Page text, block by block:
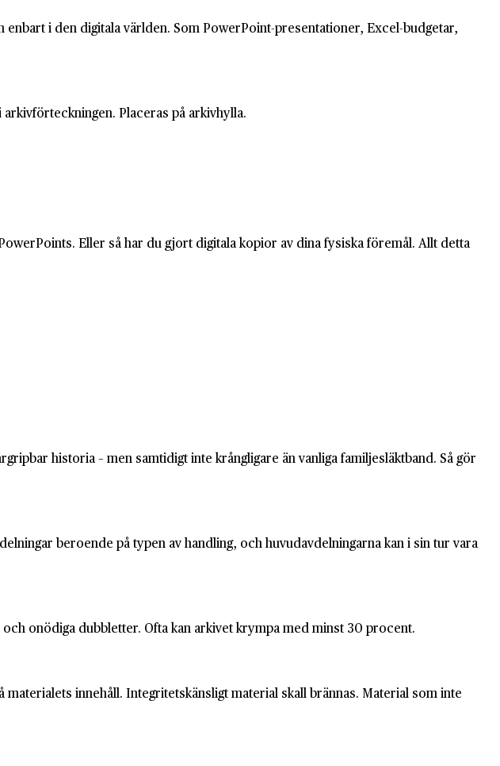
i den digitala världen. Som PowerPoint-presentationer, Excel-budgetar,
Placeras på arkivhylla.
Eller så har du gjort digitala kopior av dina fysiska föremål. Allt detta
historia – men samtidigt inte krångligare än vanliga familjesläktband. Så gör
beroende på typen av handling, och huvudavdelningarna kan i sin tur vara
onödiga dubbletter. Ofta kan arkivet krympa med minst 30 procent.
innehåll. Integritetskänsligt material skall brännas. Material som inte